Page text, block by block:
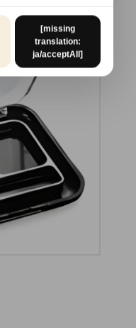
[missing
translation:
ja/acceptAll]